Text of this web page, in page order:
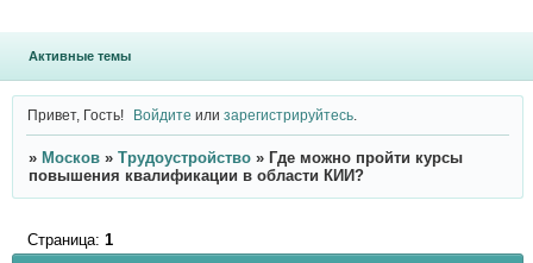
Активные темы
Привет, Гость! Войдите илизарегистрируйтесь
» Москов » Трудоустройство » Где можно пройти курсы
повышения квалификации в области КИИ?
Страница: 1